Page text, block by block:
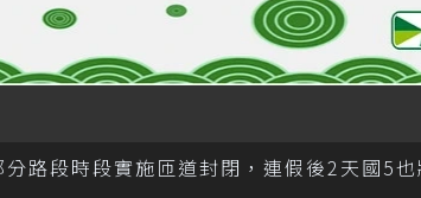
路段時段實施匝道封閉，連假後2天國5